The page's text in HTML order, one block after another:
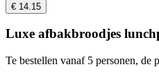
€ 14.15
Luxe afbakbroodjes
Te bestellen vanaf 5 personen, de